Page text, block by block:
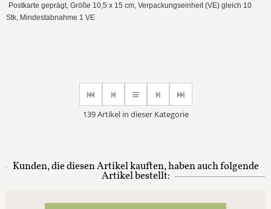
Postkarte geprägt, Größe 10,5 x 15 cm, Verpackungseinheit (VE) gleich 10
Stk, Mindestabnahme 1 VE
139 Artikel in dieser Kategorie
Kunden, die diesen Artikel kauften, haben auch folgende
Artikel bestellt: